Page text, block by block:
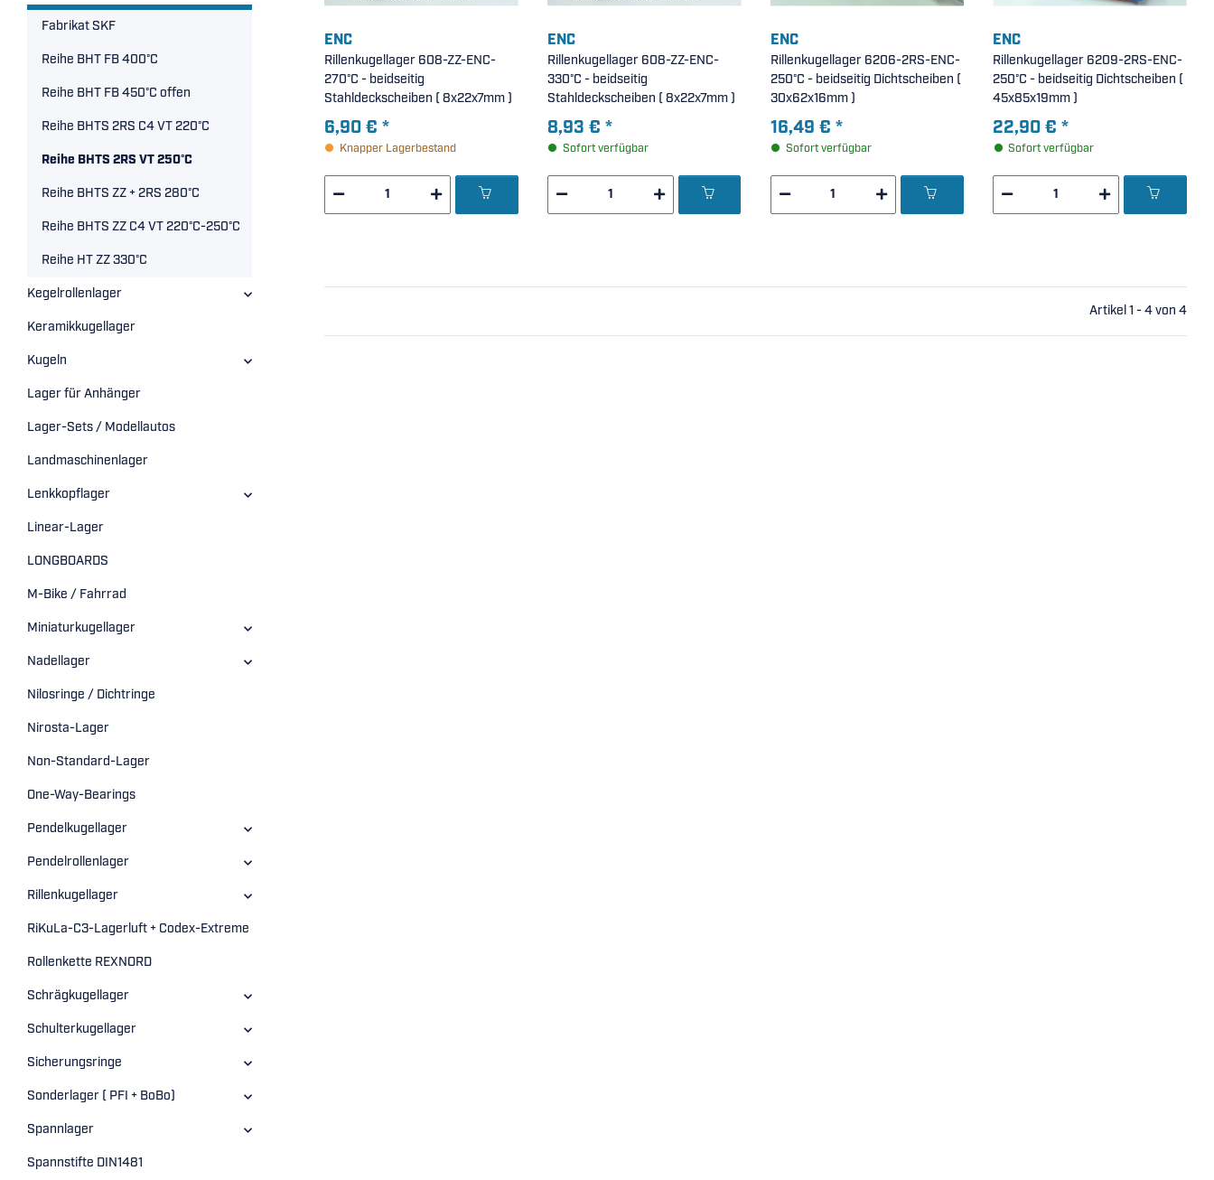
ENC
Rillenkugellager 608-ZZ-ENC-
270°C - beidseitig
Stahldeckscheiben ( 8x22x7mm )
6,90 € *
Knapper Lagerbestand
ENC
Rillenkugellager 608-ZZ-ENC-
330°C - beidseitig
Stahldeckscheiben ( 8x22x7mm )
8,93 € *
Sofort verfügbar
ENC
Rillenkugellager 6206-2RS-ENC-
250°C - beidseitig Dichtscheiben (
30x62x16mm )
16,49 € *
Sofort verfügbar
ENC
Rillenkugellager 6209-2RS-ENC-
250°C - beidseitig Dichtscheiben (
45x85x19mm )
22,90 €*
Sofort verfügbar
Artikel 1 - 4 von 4
Fabrikat SKF
Reihe BHT FB 400°C
Reihe BHT FB 450°C offen
Reihe BHTS 2RS C4 VT 220°C
Reihe BHTS 2RS VT 250°C
Reihe BHTS ZZ + 2RS 280°C
Reihe BHTS ZZ C4 VT 220°C-250°C
Reihe HT ZZ 330°C
Kegelrollenlager
Keramikkugellager
Kugeln
Lager für Anhänger
Lager-Sets / Modellautos
Landmaschinenlager
Lenkkopflager
Linear-Lager
LONGBOARDS
M-Bike / Fahrrad
Miniaturkugellager
Nadellager
Nilosringe / Dichtringe
Nirosta-Lager
Non-Standard-Lager
One-Way-Bearings
Pendelkugellager
Pendelrollenlager
Rillenkugellager
RiKuLa-C3-Lagerluft + Codex-Extreme
Rollenkette REXNORD
Schrägkugellager
Schulterkugellager
Sicherungsringe
Sonderlager ( PFI + BoBo)
Spannlager
Spannstifte DIN1481